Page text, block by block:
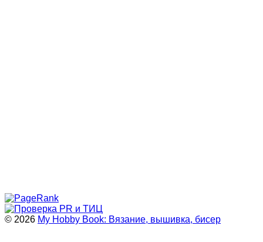
© 2026 My Hobby Book: Вязание, вышивка, бисер